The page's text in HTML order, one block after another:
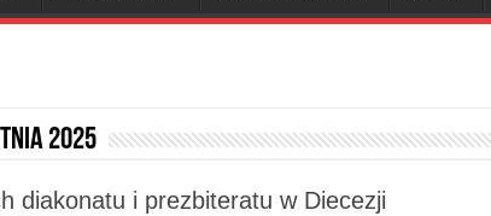
2025
diakonatu i prezbiteratu w Diecezji